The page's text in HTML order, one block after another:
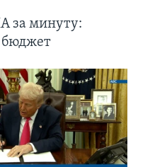
за минуту: